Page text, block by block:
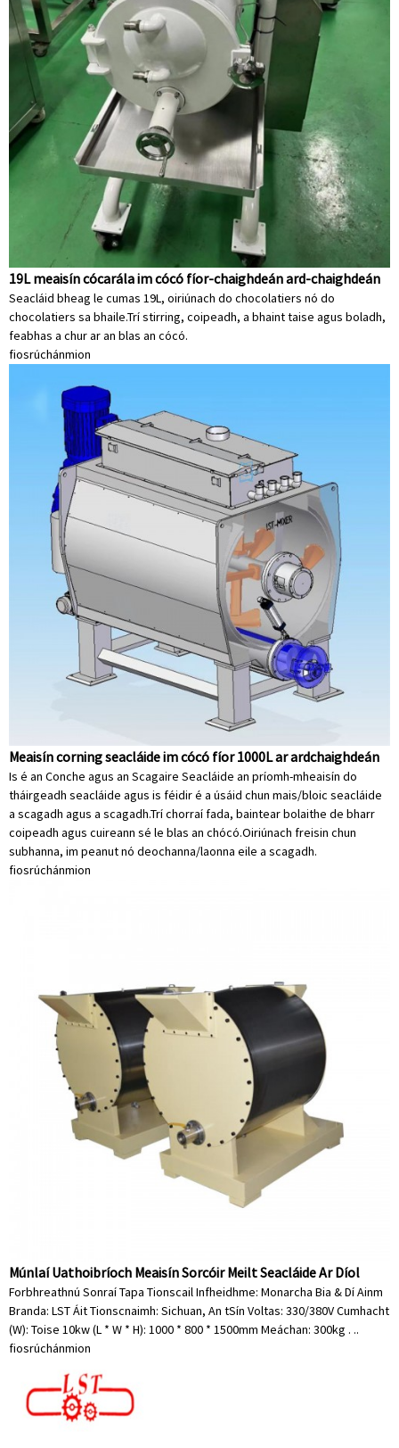
19L meaisín cócarála im cócó fíor-chaighdeán ard-chaighdeán
Seacláid bheag le cumas 19L, oiriúnach do chocolatiers nó do
chocolatiers sa bhaile.Trí stirring, coipeadh, a bhaint taise agus boladh,
feabhas a chur ar an blas an cócó.
fiosrúchánmion
Meaisín corning seacláide im cócó fíor 1000L ar ardchaighdeán
Is é an Conche agus an Scagaire Seacláide an príomh-mheaisín do
tháirgeadh seacláide agus is féidir é a úsáid chun mais/bloic seacláide
a scagadh agus a scagadh.Trí chorraí fada, baintear bolaithe de bharr
coipeadh agus cuireann sé le blas an chócó.Oiriúnach freisin chun
subhanna, im peanut nó deochanna/laonna eile a scagadh.
fiosrúchánmion
Múnlaí Uathoibríoch Meaisín Sorcóir Meilt Seacláide Ar Díol
Forbhreathnú Sonraí Tapa Tionscail Infheidhme: Monarcha Bia & Dí Ainm
Branda: LST Áit Tionscnaimh: Sichuan, An tSín Voltas: 330/380V Cumhacht
(W): Toise 10kw (L * W * H): 1000 * 800 * 1500mm Meáchan: 300kg . ..
fiosrúchánmion